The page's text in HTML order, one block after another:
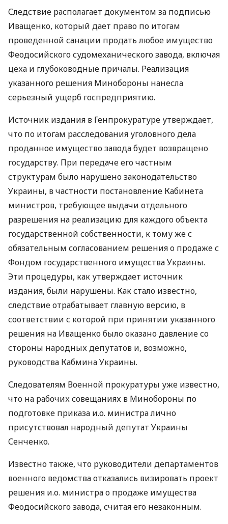
Следствие располагает документом за подписью
Иващенко, который дает право по итогам
проведенной санации продать любое имущество
Феодосийского судомеханического завода, включая
цеха и глубоководные причалы. Реализация
указанного решения Минобороны нанесла
серьезный ущерб госпредприятию.
Источник издания в Генпрокуратуре утверждает,
что по итогам расследования уголовного дела
проданное имущество завода будет возвращено
государству. При передаче его частным
структурам было нарушено законодательство
Украины, в частности постановление Кабинета
министров, требующее выдачи отдельного
разрешения на реализацию для каждого объекта
государственной собственности, к тому же с
обязательным согласованием решения о продаже с
Фондом государственного имущества Украины.
Эти процедуры, как утверждает источник
издания, были нарушены. Как стало известно,
следствие отрабатывает главную версию, в
соответствии с которой при принятии указанного
решения на Иващенко было оказано давление со
стороны народных депутатов и, возможно,
руководства Кабмина Украины.
Следователям Военной прокуратуры уже известно,
что на рабочих совещаниях в Минобороны по
подготовке приказа и.о. министра лично
присутствовал народный депутат Украины
Сенченко.
Известно также, что руководители департаментов
военного ведомства отказались визировать проект
решения и.о. министра о продаже имущества
Феодосийского завода, считая его незаконным.